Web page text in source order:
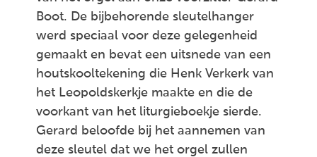
Boot. De bijbehorende sleutelhanger
werd speciaal voor deze gelegenheid
gemaakt en bevat een uitsnede van een
houtskooltekening die Henk Verkerk van
het Leopoldskerkje maakte en die de
voorkant van het liturgieboekje sierde.
Gerard beloofde bij het aannemen van
deze sleutel dat we het orgel zullen